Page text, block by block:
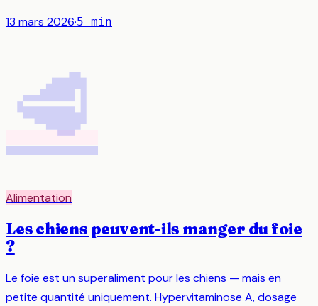
13 mars 2026·5 min
🥩
Alimentation
Les chiens peuvent-ils manger du foie
?
Le foie est un superaliment pour les chiens — mais en
petite quantité uniquement. Hypervitaminose A, dosage